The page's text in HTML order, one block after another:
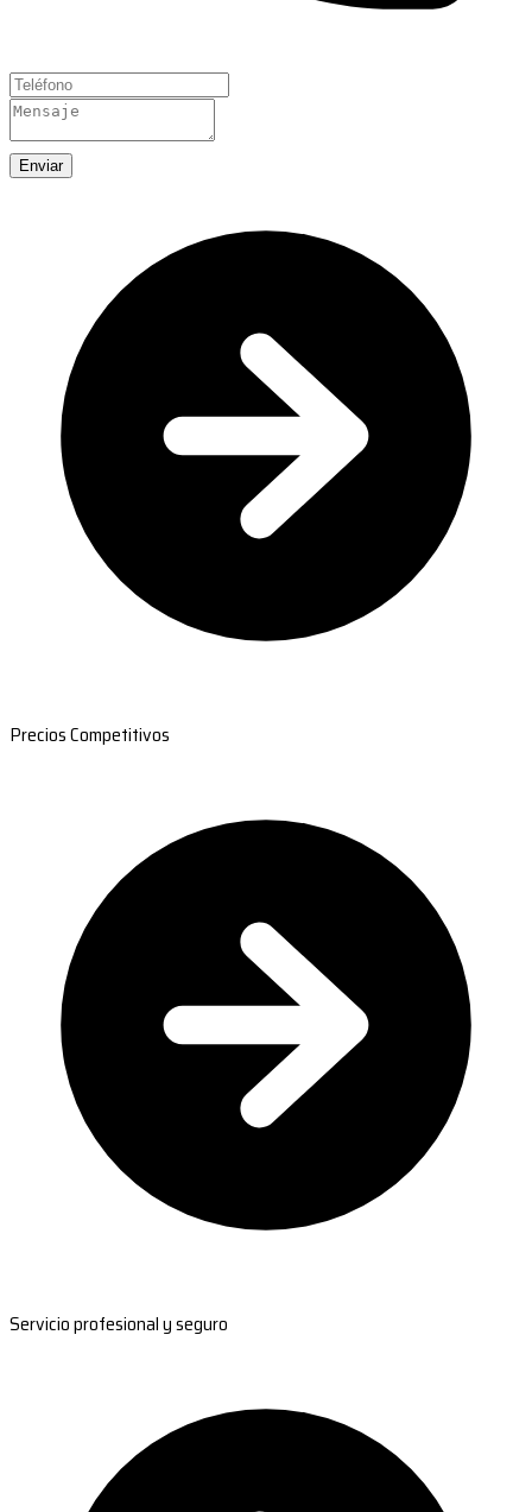
Enviar
Precios Competitivos
Servicio profesional y seguro